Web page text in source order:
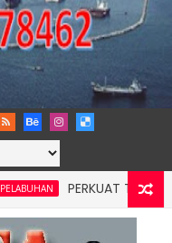
PERKUAT TATA KELOLA
Keluhan dan Kebutuhan